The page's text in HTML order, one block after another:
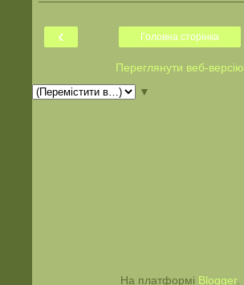
‹ Головна сторінка
Переглянути веб-версію
▼
На платформі Blogger.